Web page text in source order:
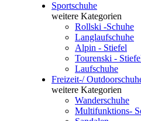
Sportschuhe
weitere Kategorien
Rollski -Schuhe
Langlaufschuhe
Alpin - Stiefel
Tourenski -
Laufschuhe
Freizeit-/
weitere Kategorien
Wanderschuhe
Multifunktions-